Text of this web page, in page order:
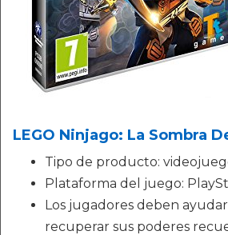
LEGO Ninjago: La Sombra
Tipo de producto:
Plataforma del juego:
Los jugadores deben ayudar
recuperar sus poderes